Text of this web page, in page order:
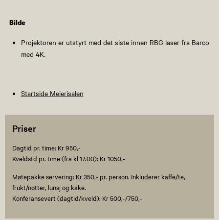
Bilde
Projektoren er utstyrt med det siste innen RBG laser fra Barco
med 4K.
Startside Meierisalen
Priser
Dagtid pr. time: Kr 950,-
Kveldstd pr. time (fra kl 17.00): Kr 1050,-
Møtepakke servering: Kr 350,- pr. person. Inkluderer kaffe/te,
frukt/nøtter, lunsj og kake.
Konferansevert (dagtid/kveld): Kr 500,-/750,-